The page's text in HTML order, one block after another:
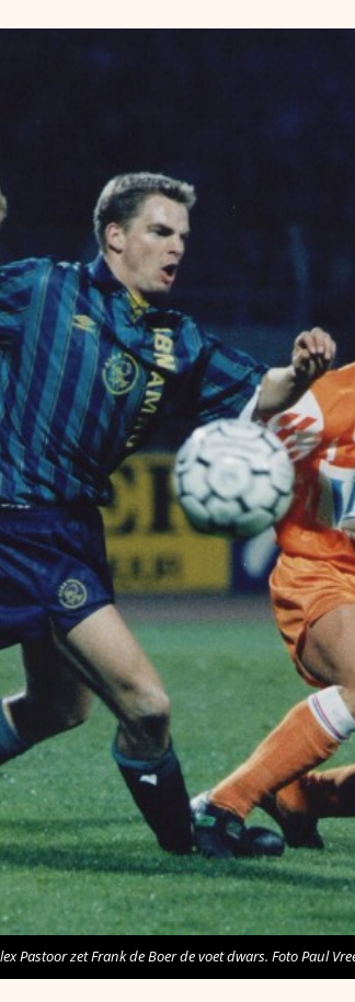
Pastoor zet Frank de Boer de voet dwars. Foto Paul